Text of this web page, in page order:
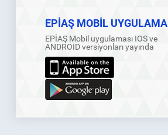
EPİAŞ MOBİL UYGULAMA
EPİAŞ Mobil uygulaması IOS ve
ANDROID versiyonları yayında